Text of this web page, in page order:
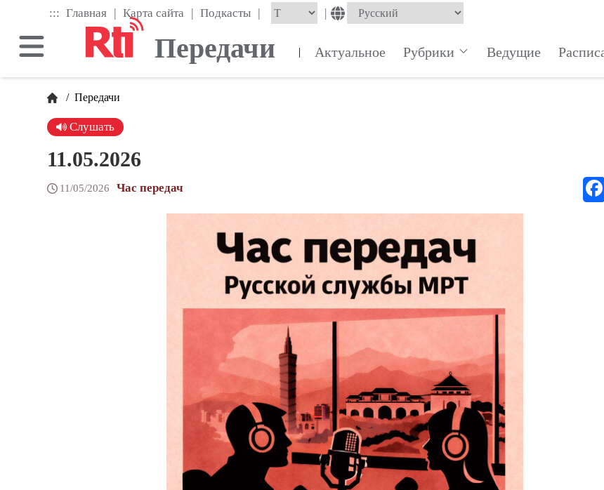
main
content
::: Главная | Карта сайта | Подкасты | |
Передачи | Актуальное Рубрики Ведущие
/ Передачи
Слушать
11.05.2026
11/05/2026 Час передач